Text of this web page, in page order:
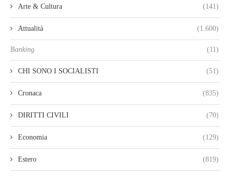
Arte & Cultura (141)
Attualità (1.600)
Banking (11)
CHI SONO I SOCIALISTI (51)
Cronaca (835)
DIRITTI CIVILI (70)
Economia (129)
Estero (819)